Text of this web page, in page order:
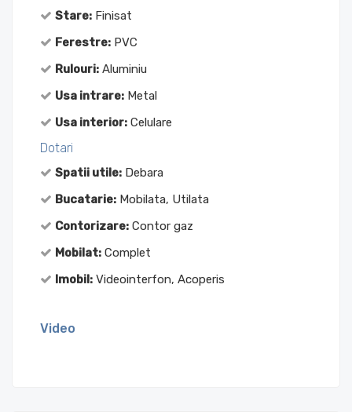
Stare: Finisat
Ferestre: PVC
Rulouri: Aluminiu
Usa intrare: Metal
Usa interior: Celulare
Dotari
Spatii utile: Debara
Bucatarie: Mobilata, Utilata
Contorizare: Contor gaz
Mobilat: Complet
Imobil: Videointerfon, Acoperis
Video